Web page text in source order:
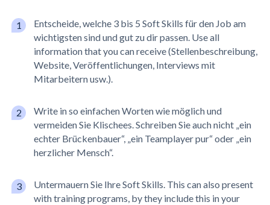
Entscheide, welche 3 bis 5 Soft Skills für den Job am
wichtigsten sind und gut zu dir passen. Use all
information that you can receive (Stellenbeschreibung,
Website, Veröffentlichungen, Interviews mit
Mitarbeitern usw.).
Write in so einfachen Worten wie möglich und
vermeiden Sie Klischees. Schreiben Sie auch nicht „ein
echter Brückenbauer“, „ein Teamplayer pur“ oder „ein
herzlicher Mensch“.
Untermauern Sie Ihre Soft Skills. This can also present
with training programs, by they include this in your